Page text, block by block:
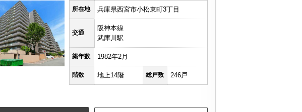
所在地 兵庫県西宮市小松東町3丁目
交通
阪神本線
武庫川駅
築年数 1982年2月
階数 地上14階 総戸数 246戸